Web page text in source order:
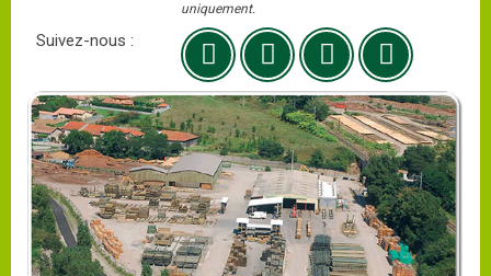
uniquement.
Suivez-nous :